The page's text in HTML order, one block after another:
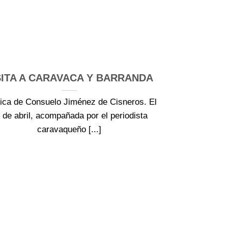
A CARAVACA Y BARRANDA
de Consuelo Jiménez de Cisneros. El
de abril, acompañada por el periodista
caravaqueño [...]